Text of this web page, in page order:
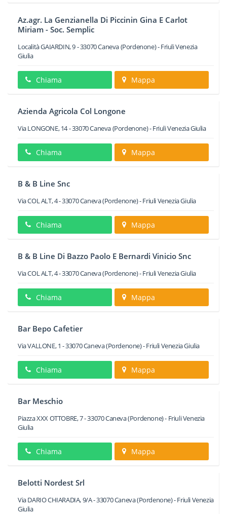
Az.agr. La Genzianella Di Piccinin Gina E Carlot
Miriam - Soc. Semplic
Località GAIARDIN, 9-33070Caneva(Pordenone) -Friuli Venezia
Giulia
Chiama Mappa
Azienda Agricola Col Longone
Via LONGONE, 14-33070Caneva(Pordenone) -Friuli Venezia Giulia
Chiama Mappa
B & B Line Snc
Via COL ALT, 4-33070Caneva(Pordenone) -Friuli Venezia Giulia
Chiama Mappa
B & B Line Di Bazzo Paolo E Bernardi Vinicio Snc
Via COL ALT, 4-33070Caneva(Pordenone) -Friuli Venezia Giulia
Chiama Mappa
Bar Bepo Cafetier
Via VALLONE, 1 -33070Caneva(Pordenone) -Friuli Venezia Giulia
Chiama Mappa
Bar Meschio
Piazza XXX OTTOBRE, 7-33070Caneva(Pordenone) - Friuli Venezia
Giulia
Chiama Mappa
Belotti Nordest Srl
Via DARIO CHIARADIA, 9/A-33070Caneva(Pordenone) -Friuli Venezia
Giulia